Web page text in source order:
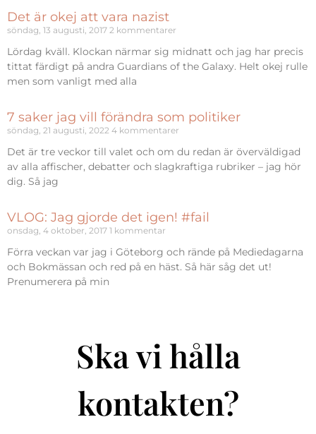
Det är okej att vara nazist
söndag, 13 augusti, 2017 2 kommentarer
Lördag kväll. Klockan närmar sig midnatt och jag har precis
tittat färdigt på andra Guardians of the Galaxy. Helt okej rulle
men som vanligt med alla
7 saker jag vill förändra som politiker
söndag, 21 augusti, 2022 4 kommentarer
Det är tre veckor till valet och om du redan är överväldigad
av alla affischer, debatter och slagkraftiga rubriker – jag hör
dig. Så jag
VLOG: Jag gjorde det igen! #fail
onsdag, 4 oktober, 2017 1 kommentar
Förra veckan var jag i Göteborg och rände på Mediedagarna
och Bokmässan och red på en häst. Så här såg det ut!
Prenumerera på min
Ska vi hålla
kontakten?